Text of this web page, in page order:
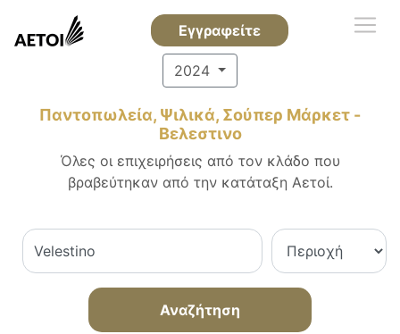
Εγγραφείτε
2024
Παντοπωλεία, Ψιλικά, Σούπερ Μάρκετ -
Βελεστινο
Όλες οι επιχειρήσεις από τον κλάδο που
βραβεύτηκαν από την κατάταξη Αετοί.
Αναζήτηση